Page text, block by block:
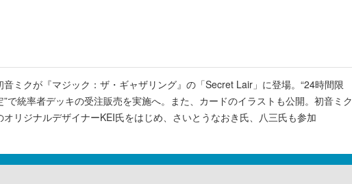
音ミクが『マジック：ザ・ギャザリング』の「Secret Lair」に登場。“24時間限
”で統率者デッキの受注販売を実施へ。また、カードのイラストも公開。初音ミク
オリジナルデザイナーKEI氏をはじめ、さいとうなおき氏、八三氏も参加